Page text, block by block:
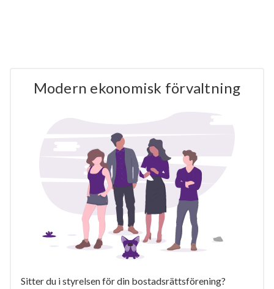
Modern ekonomisk förvaltning
Sitter du i styrelsen för din bostadsrättsförening?